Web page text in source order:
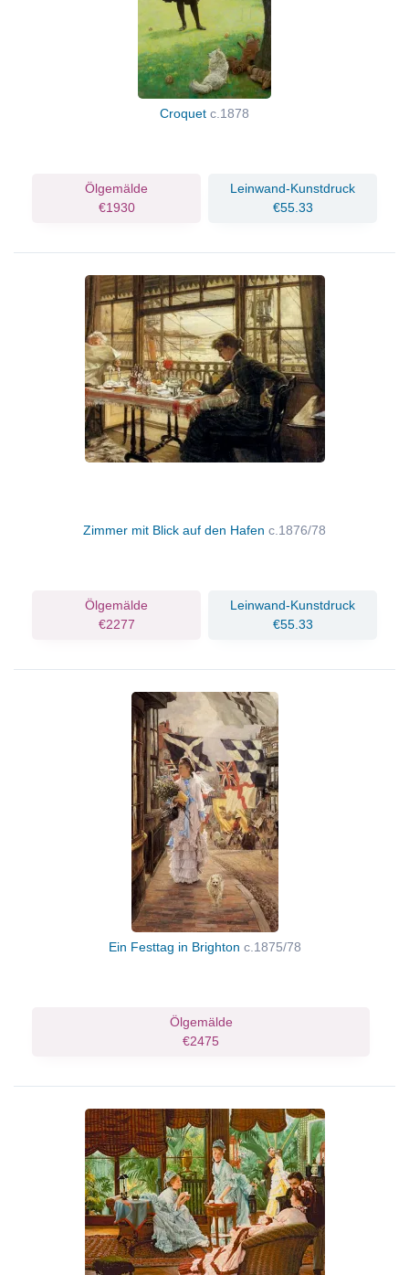
Croquet c.1878
Ölgemälde
€1930
Leinwand-Kunstdruck
€55.33
Zimmer mit Blick auf den Hafen c.1876/78
Ölgemälde
€2277
Leinwand-Kunstdruck
€55.33
Ein Festtag in Brighton c.1875/78
Ölgemälde
€2475